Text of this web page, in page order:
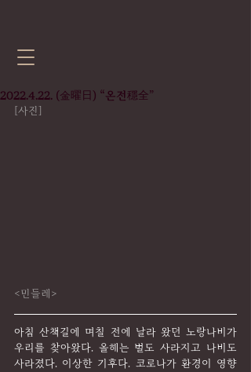
2022.4.22. (金曜日) “온전穩全”
[사진]
<민들레>
아침 산책길에 며칠 전에 날라 왔던 노랑나비가
우리를 찾아왔다. 올해는 벌도 사라지고 나비도
사라졌다. 이상한 기후다. 코로나가 환경이 영향